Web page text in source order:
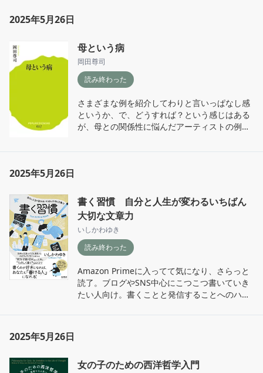
2025年5月26日
母という病
岡田尊司
読み終わった
さまざまな例を紹介してわりと言いっぱなし感
というか、で、どうすれば？という感じはある
が、母との関係性に悩んだアーティストの例は
2025年5月26日
書く習慣 自分と人生が変わるいちばん
大切な文章力
いしかわゆき
読み終わった
Amazon Primeに入ってて気になり、さらっと
読了。ブログやSNS中心にこつこつ書いていき
たい人向け。書くことと発信することへのハー
2025年5月26日
女の子のための西洋哲学入門